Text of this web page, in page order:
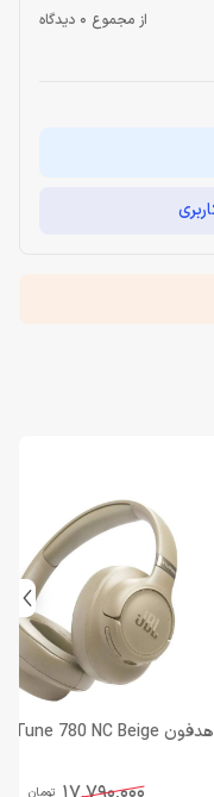
از مجموع 0 دیدگاه
هدفون JBL Tune 780 NC Beige
تومان